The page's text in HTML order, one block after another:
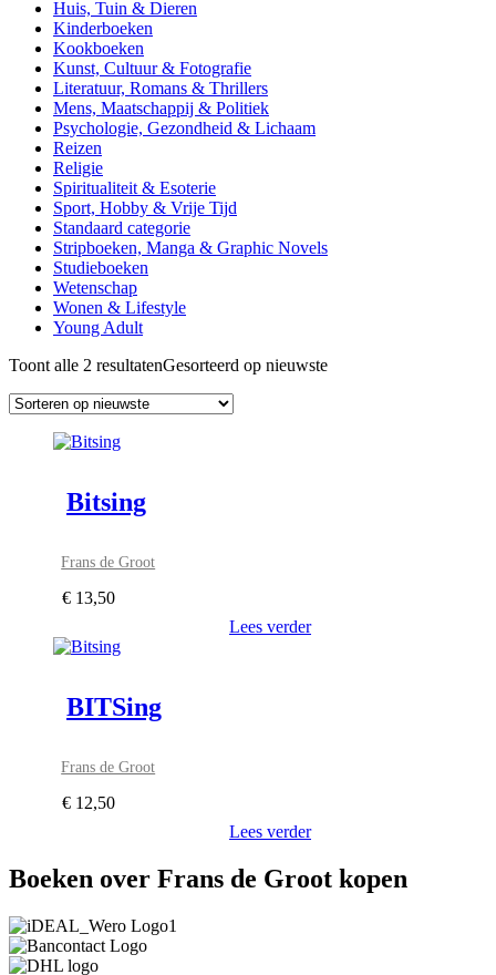
Huis, Tuin & Dieren
Kinderboeken
Kookboeken
Kunst, Cultuur & Fotografie
Literatuur, Romans & Thrillers
Mens, Maatschappij & Politiek
Psychologie, Gezondheid & Lichaam
Reizen
Religie
Spiritualiteit & Esoterie
Sport, Hobby & Vrije Tijd
Standaard categorie
Stripboeken, Manga & Graphic Novels
Studieboeken
Wetenschap
Wonen & Lifestyle
Young Adult
Toont alle 2 resultatenGesorteerd op nieuwste
Bitsing
Frans de Groot
€ 13,50
Lees verder
BITSing
Frans de Groot
€ 12,50
Lees verder
Boeken over Frans de Groot kopen